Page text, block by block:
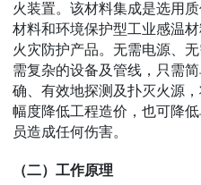
火装置。该材料集成是选用
材料和环境保护型工业感温
火灾防护产品。无需电源、
需复杂的设备及管线，只需
确、有效地探测及扑灭火源
幅度降低工程造价，也可降
员造成任何伤害。
（二）工作原理